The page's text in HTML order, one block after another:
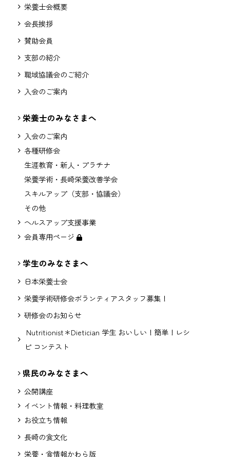
栄養士会概要
会長挨拶
賛助会員
支部の紹介
職域協議会のご紹介
入会のご案内
栄養士のみなさまへ
入会のご案内
各種研修会
生涯教育・新人・プラチナ
栄養学術・長崎栄養改善学会
スキルアップ（支部・協議会）
その他
ヘルスアップ支援事業
会員専用ページ
学生のみなさまへ
日本栄養士会
栄養学術研修会ボランティアスタッフ募集！
研修会のお知らせ
Nutritionist＊Dietician 学生 おいしい！簡単！レシ
ピ コンテスト
県民のみなさまへ
公開講座
イベント情報・料理教室
お役立ち情報
長崎の食文化
栄養・食情報かわら版